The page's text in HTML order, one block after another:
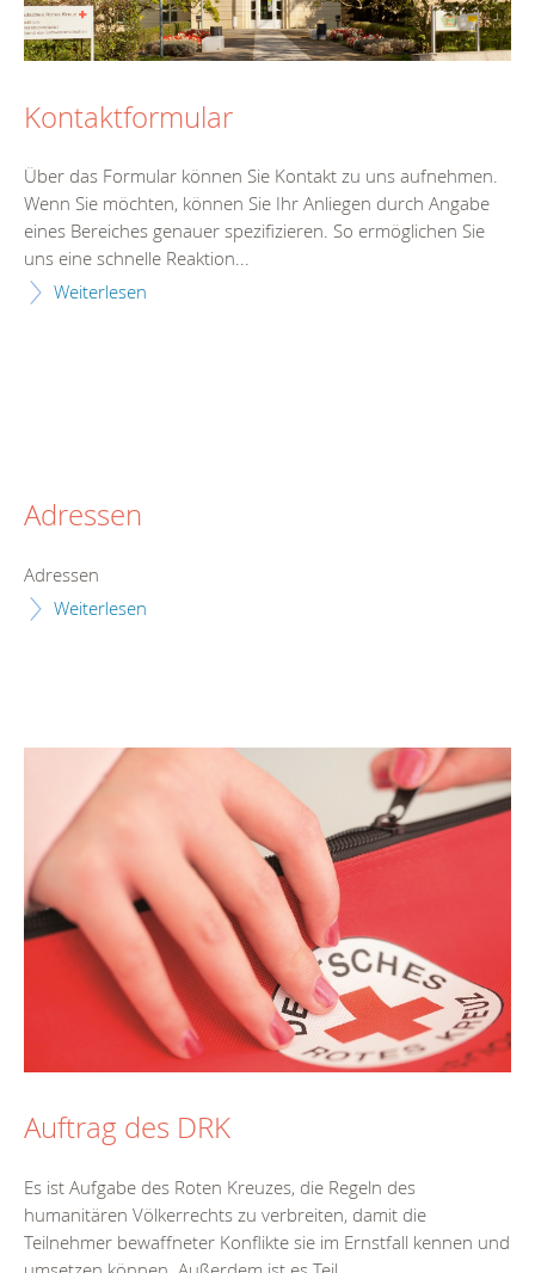
Kontaktformular
Über das Formular können Sie Kontakt zu uns aufnehmen.
Wenn Sie möchten, können Sie Ihr Anliegen durch Angabe
eines Bereiches genauer spezifizieren. So ermöglichen Sie
uns eine schnelle Reaktion...
Weiterlesen
Adressen
Adressen
Weiterlesen
Auftrag des DRK
Es ist Aufgabe des Roten Kreuzes, die Regeln des
humanitären Völkerrechts zu verbreiten, damit die
Teilnehmer bewaffneter Konflikte sie im Ernstfall kennen und